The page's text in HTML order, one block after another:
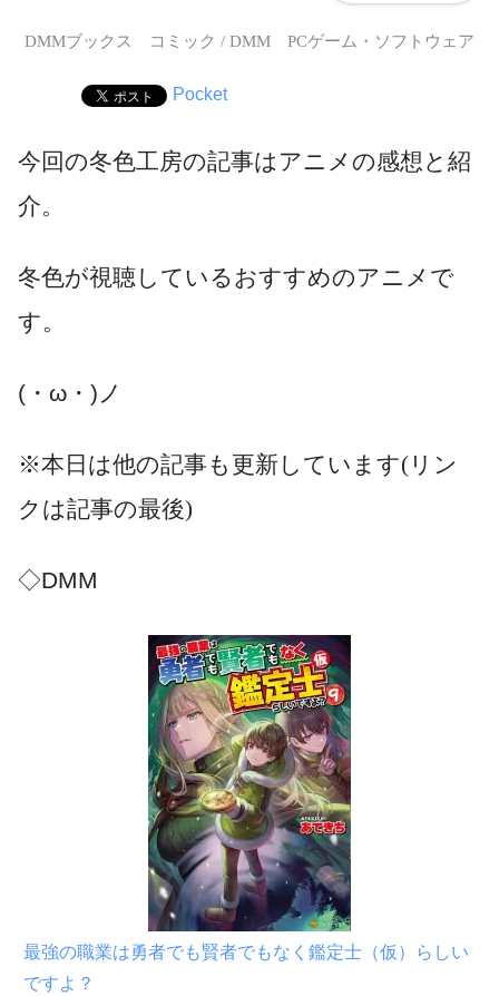
DMMブックス コミック / DMM PCゲーム・ソフトウェア
Pocket
今回の冬色工房の記事はアニメの感想と紹
介。
冬色が視聴しているおすすめのアニメで
す。
(・ω・)ノ
※本日は他の記事も更新しています(リン
クは記事の最後)
◇DMM
最強の職業は勇者でも賢者でもなく鑑定士（仮）らしい
ですよ？